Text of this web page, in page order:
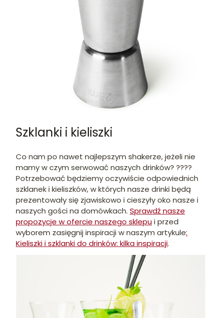
Szklanki i kieliszki
Co nam po nawet najlepszym shakerze, jeżeli nie
mamy w czym serwować naszych drinków? ????
Potrzebować będziemy oczywiście odpowiednich
szklanek i kieliszków, w których nasze drinki będą
prezentowały się zjawiskowo i cieszyły oko nasze i
naszych gości na domówkach. Sprawdź nasze
propozycje w ofercie naszego sklepui przed
wyborem zasięgnij inspiracji w naszym artykule:
Kieliszki i szklanki do drinków: kilka inspiracji.